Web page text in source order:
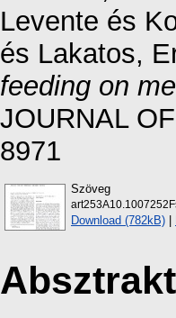
Levente és
és Lakatos,
feeding on
JOURNAL
8971
Szöveg
Download (782kB) |